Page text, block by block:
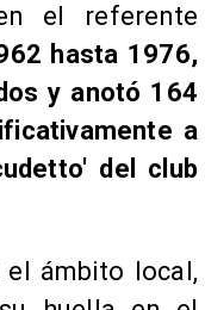
el referente
hasta 1976,
y anotó 164
a
del club
ámbito local,